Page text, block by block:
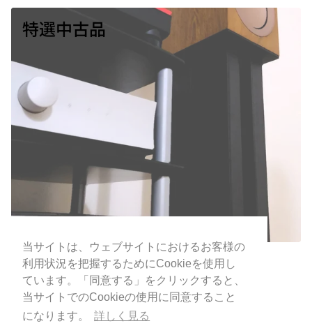
当サイトは、ウェブサイトにおけるお客様の
利用状況を把握するためにCookieを使用し
ています。「同意する」をクリックすると、
当サイトでのCookieの使用に同意すること
になります。
詳しく見る
当サイトは、ウェブサイトにおけるお客様の
利用状況を把握するためにCookieを使用し
ています。「同意する」をクリックすると、
当サイトでのCookieの使用に同意すること
になります。
詳しく見る
特選中古品
ONSITE, Inc.
古物商認可番号：
東京都公安委員会 第308872220938号